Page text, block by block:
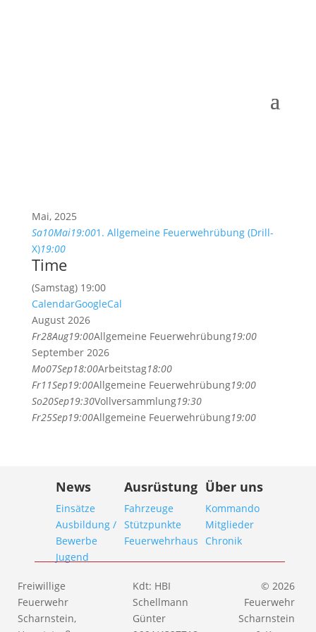
Mai, 2025
Sa10Mai19:001. Allgemeine Feuerwehrübung (Drill-
X)19:00
Time
(Samstag) 19:00
CalendarGoogleCal
August 2026
Fr28Aug19:00Allgemeine Feuerwehrübung19:00
September 2026
Mo07Sep18:00Arbeitstag18:00
Fr11Sep19:00Allgemeine Feuerwehrübung19:00
So20Sep19:30Vollversammlung19:30
Fr25Sep19:00Allgemeine Feuerwehrübung19:00
News
Einsätze
Ausbildung /
Bewerbe
Jugend
Ausrüstung
Fahrzeuge
Stützpunkte
Feuerwehrhaus
Über uns
Kommando
Mitglieder
Chronik
Freiwillige
Feuerwehr
Scharnstein,
Kdt: HBI
Schellmann
Günter
© 2026
Feuerwehr
Scharnstein